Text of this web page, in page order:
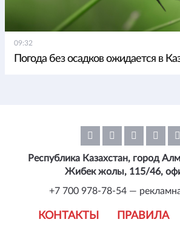
09:32
Погода без осадков ожидается в
КОНТАКТЫ ПРАВИЛА
Республика Казахстан, город
Жибек жолы, 115/46,
+7 700 978-78-54 —